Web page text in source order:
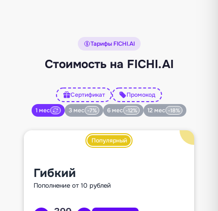
Тарифы FICHI.AI
Стоимость на FICHI.AI
Сертификат
1 мес
3 мес -7% 6 мес -12% 12 мес -18%
Промокод
Популярный
Гибкий
Пополнение от 10 рублей